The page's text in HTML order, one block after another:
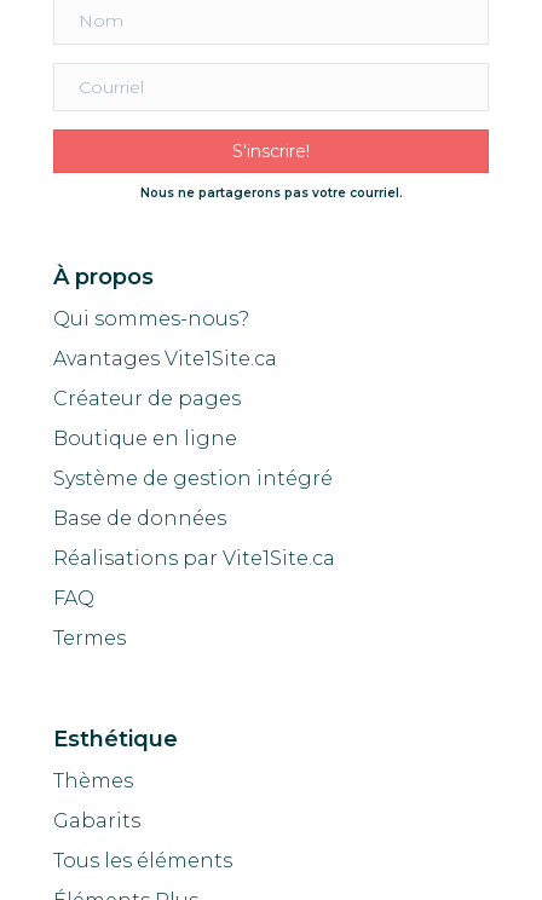
S'inscrire!
Nous ne partagerons pas votre courriel.
À propos
Qui sommes-nous?
Avantages Vite1Site.ca
Créateur de pages
Boutique en ligne
Système de gestion intégré
Base de données
Réalisations par Vite1Site.ca
FAQ
Termes
Esthétique
Thèmes
Gabarits
Tous les éléments